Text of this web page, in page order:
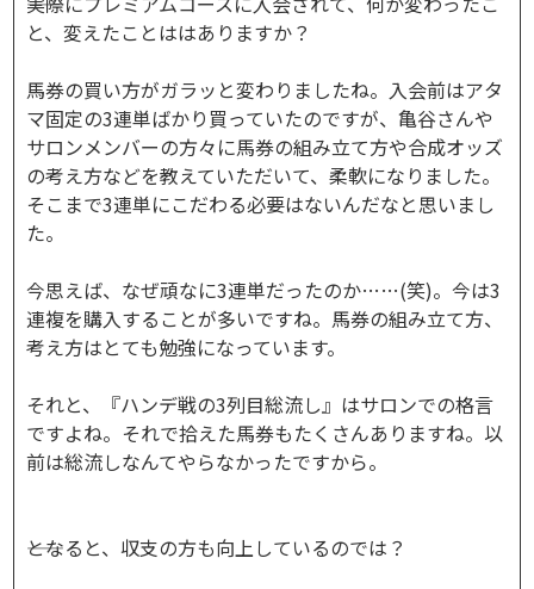
と、変えたことははありますか？
馬券の買い方がガラッと変わりましたね。入会前はアタ
マ固定の3連単ばかり買っていたのですが、亀谷さんや
サロンメンバーの方々に馬券の組み立て方や合成オッズ
の考え方などを教えていただいて、柔軟になりました。
そこまで3連単にこだわる必要はないんだなと思いまし
た。
今思えば、なぜ頑なに3連単だったのか……(笑)。今は3
連複を購入することが多いですね。馬券の組み立て方、
考え方はとても勉強になっています。
それと、『ハンデ戦の3列目総流し』はサロンでの格言
ですよね。それで拾えた馬券もたくさんありますね。以
前は総流しなんてやらなかったですから。
――となると、収支の方も向上しているのでは？